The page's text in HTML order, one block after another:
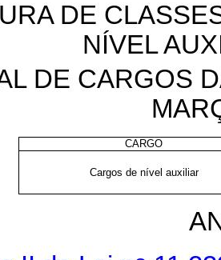
DE
NÍVEL
DE CARGOS
CARGO
Cargos de nível auxiliar